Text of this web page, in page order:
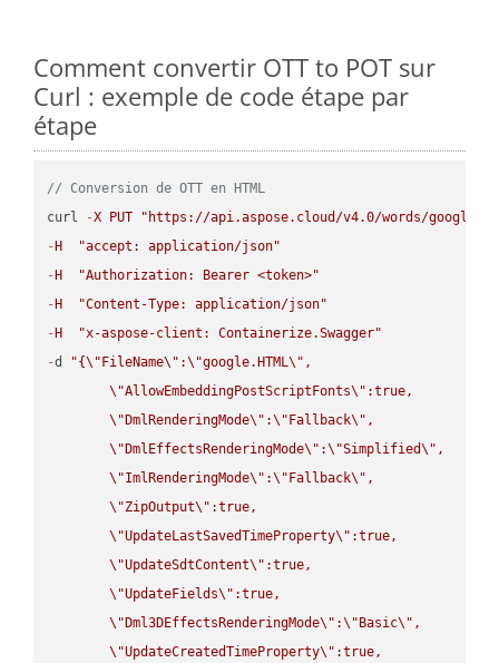
Comment convertir OTT to POT sur
Curl : exemple de code étape par
étape
// Conversion de OTT en HTML
curl
-X PUT
"https://api.aspose.cloud/v4.0/words/
- H
"accept: application/json"
- H
"Authorization: Bearer <token>"
- H
"Content-Type: application/json"
- H
"x-aspose-client: Containerize.Swagger"
-d "{\" FileName\" :\"google.HTML\" ,
\"AllowEmbeddingPostScriptFonts\" :true,
\" DmlRenderingMode\" :\" Fallback\" ,
\" DmlEffectsRenderingMode\" :\"Simplified\" ,
\"ImlRenderingMode\" :\" Fallback\" ,
\"ZipOutput\" :true,
\"UpdateLastSavedTimeProperty\" :true,
\"UpdateSdtContent\" :true,
\"UpdateFields\" :true,
\" Dml3DEffectsRenderingMode\" :\" Basic\" ,
\"UpdateCreatedTimeProperty\" :true,